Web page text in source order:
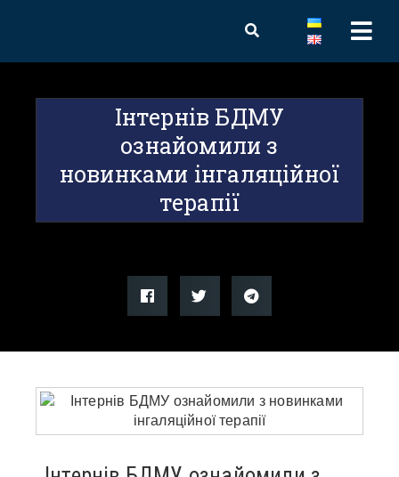
Інтернів БДМУ
ознайомили з
новинками інгаляційної
терапії